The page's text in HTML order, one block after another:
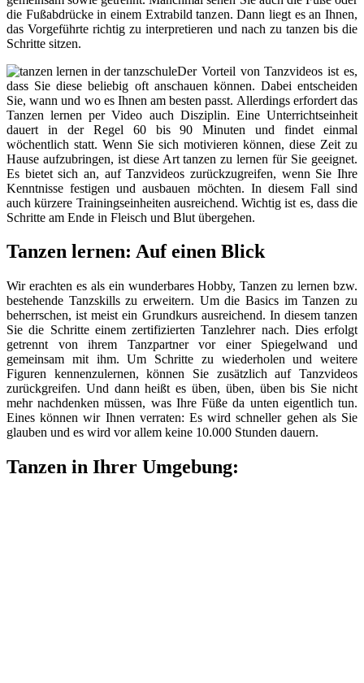
die Fußabdrücke in einem Extrabild tanzen. Dann liegt es an Ihnen,
das Vorgeführte richtig zu interpretieren und nach zu tanzen bis die
Schritte sitzen.
Der Vorteil von Tanzvideos ist es,
dass Sie diese beliebig oft anschauen können. Dabei entscheiden
Sie, wann und wo es Ihnen am besten passt. Allerdings erfordert das
Tanzen lernen per Video auch Disziplin. Eine Unterrichtseinheit
dauert in der Regel 60 bis 90 Minuten und findet einmal
wöchentlich statt. Wenn Sie sich motivieren können, diese Zeit zu
Hause aufzubringen, ist diese Art tanzen zu lernen für Sie geeignet.
Es bietet sich an, auf Tanzvideos zurückzugreifen, wenn Sie Ihre
Kenntnisse festigen und ausbauen möchten. In diesem Fall sind
auch kürzere Trainingseinheiten ausreichend. Wichtig ist es, dass die
Schritte am Ende in Fleisch und Blut übergehen.
Tanzen lernen: Auf einen Blick
Wir erachten es als ein wunderbares Hobby, Tanzen zu lernen bzw.
bestehende Tanzskills zu erweitern. Um die Basics im Tanzen zu
beherrschen, ist meist ein Grundkurs ausreichend. In diesem tanzen
Sie die Schritte einem zertifizierten Tanzlehrer nach. Dies erfolgt
getrennt von ihrem Tanzpartner vor einer Spiegelwand und
gemeinsam mit ihm. Um Schritte zu wiederholen und weitere
Figuren kennenzulernen, können Sie zusätzlich auf Tanzvideos
zurückgreifen. Und dann heißt es üben, üben, üben bis Sie nicht
mehr nachdenken müssen, was Ihre Füße da unten eigentlich tun.
Eines können wir Ihnen verraten: Es wird schneller gehen als Sie
glauben und es wird vor allem keine 10.000 Stunden dauern.
Tanzen in Ihrer Umgebung: